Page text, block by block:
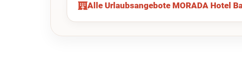
Alle Urlaubsangebote MORADA Hotel